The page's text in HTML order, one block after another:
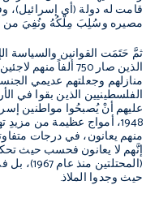
قامت له دولة (أي إسرائيل)،
مصيره وسُلِبَ مِلْكُهُ ونُفِيَ من
ثمَّ حَتَمَت القوانين والسياسة
منازلهم وجعلتهم عديمي
الفلسطينيين الذين بقوا في
عليهم أنْ يُصبحُوا مواطنين
1948، أمواج عظيمة من
منهم يعانون، في درجات
إنَّهم لا يعانون فحسب حيث
حيث وجدوا الملاذ.